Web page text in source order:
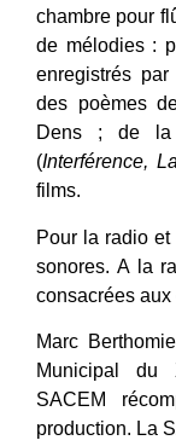
chambre pour
de mélodies :
enregistrés
des poèmes
Dens ; de la
(Interférence,
films.
Pour la radio
sonores. A la
consacrées
Marc
Municipal du
SACEM
production. La